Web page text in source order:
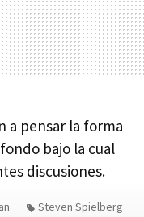
a pensar la forma
bajo la cual
discusiones.
Steven Spielberg